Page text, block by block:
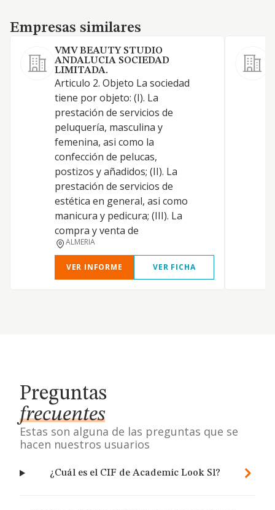
Empresas similares
Empresas similares
VMV BEAUTY STUDIO
ANDALUCIA SOCIEDAD
LIMITADA.
Articulo 2. Objeto La sociedad
tiene por objeto: (I). La
prestación de servicios de
peluquería, masculina y
femenina, asi como la
confección de pelucas,
postizos y añadidos; (II). La
prestación de servicios de
estética en general, asi como
manicura y pedicura; (III). La
compra y venta de
ALMERIA
VER INFORME VER FICHA
Preguntas
frecuentes
Estas son alguna de las preguntas que se
hacen nuestros usuarios
¿Cuál es el CIF de Academic Look Sl?